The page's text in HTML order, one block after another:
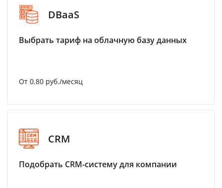
DBaaS
Выбрать тариф на облачную базу данных
От 0.80 руб./месяц
CRM
Подобрать CRM-систему для компании